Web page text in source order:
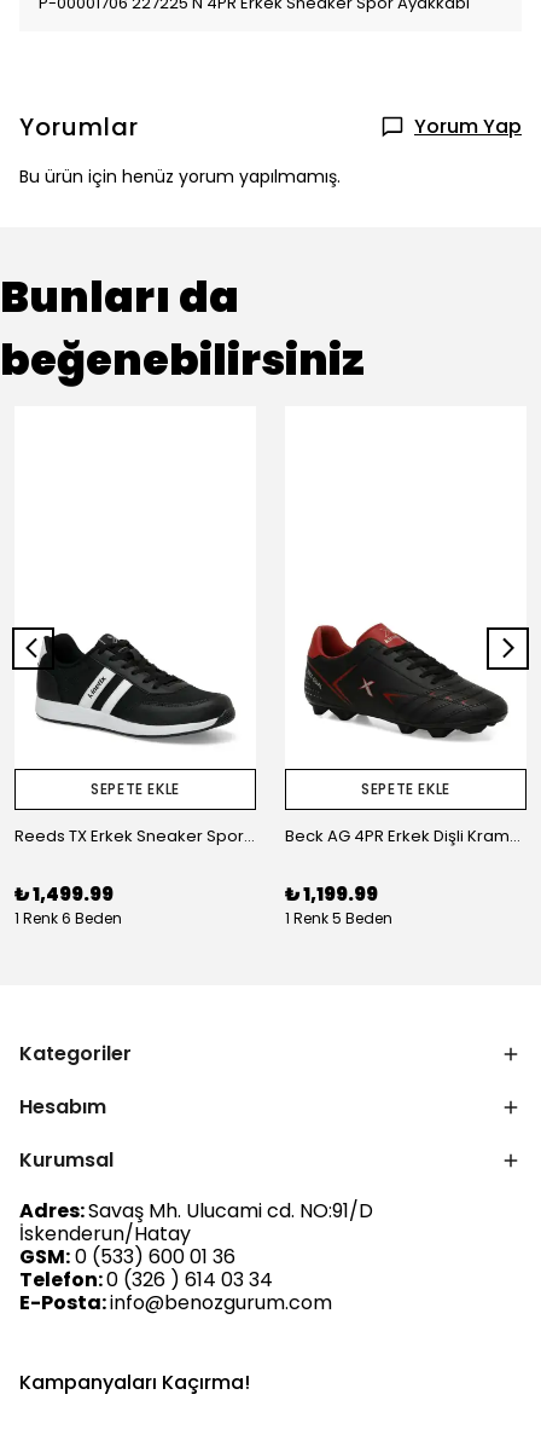
Yorumlar Yorum Yap
Bu ürün için henüz yorum yapılmamış.
Bunları da
beğenebilirsiniz
SEPETE EKLE
Reeds TX Erkek Sneaker Spor Ayakkabı
₺ 1,499.99
1 Renk 6 Beden
SEPETE EKLE
Beck AG 4PR Erkek Dişli Krampon
₺ 1,199.99
1 Renk 5 Beden
Kategoriler
Hesabım
Kurumsal
Adres:Savaş Mh. Ulucami cd. NO:91/D
İskenderun/Hatay
GSM:0 (533) 600 01 36
Telefon:0 (326 ) 614 03 34
E-Posta:info@benozgurum.com
Kampanyaları Kaçırma!